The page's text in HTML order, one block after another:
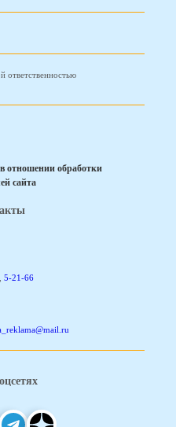
ответственностью
отношении обработки
сайта
, 5-21-66